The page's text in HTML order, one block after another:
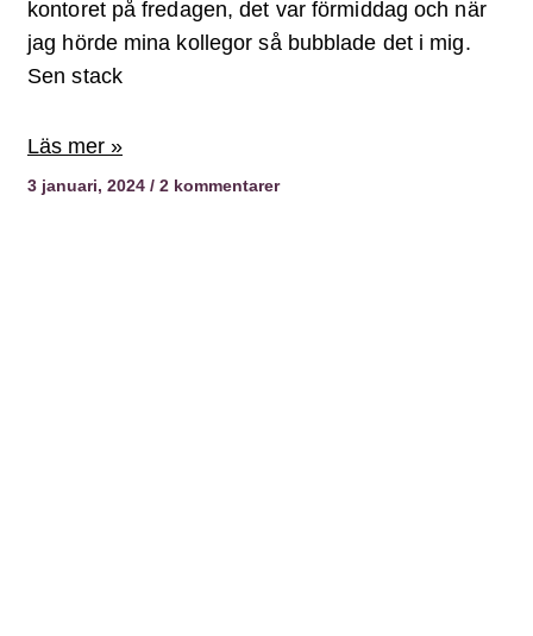
kontoret på fredagen, det var förmiddag och när
jag hörde mina kollegor så bubblade det i mig.
Sen stack
Läs mer »
3 januari, 2024 2 kommentarer